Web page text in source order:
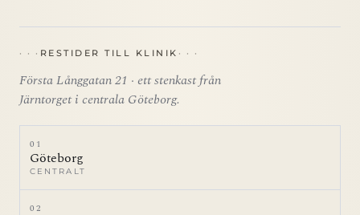
RESTIDER TILL KLINIK
Första Långgatan 21 · ett stenkast från
Järntorget i centrala Göteborg.
01
Göteborg
CENTRALT
02